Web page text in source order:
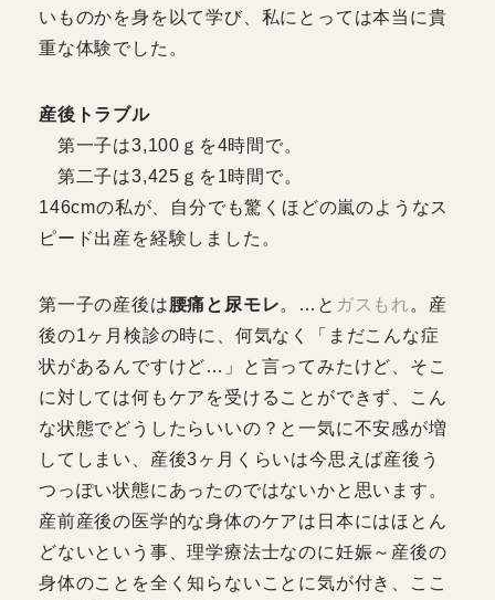
いものかを身を以て学び、私にとっては本当に貴
重な体験でした。
産後トラブル
第一子は3,100ｇを4時間で。
第二子は3,425ｇを1時間で。
146cmの私が、自分でも驚くほどの嵐のようなス
ピード出産を経験しました。
第一子の産後は腰痛と尿モレ。…と ガスもれ。産
後の1ヶ月検診の時に、何気なく「まだこんな症
状があるんですけど…」と言ってみたけど、そこ
に対しては何もケアを受けることができず、こん
な状態でどうしたらいいの？と一気に不安感が増
してしまい、産後3ヶ月くらいは今思えば産後う
つっぽい状態にあったのではないかと思います。
産前産後の医学的な身体のケアは日本にはほとん
どないという事、理学療法士なのに妊娠～産後の
身体のことを全く知らないことに気が付き、ここ